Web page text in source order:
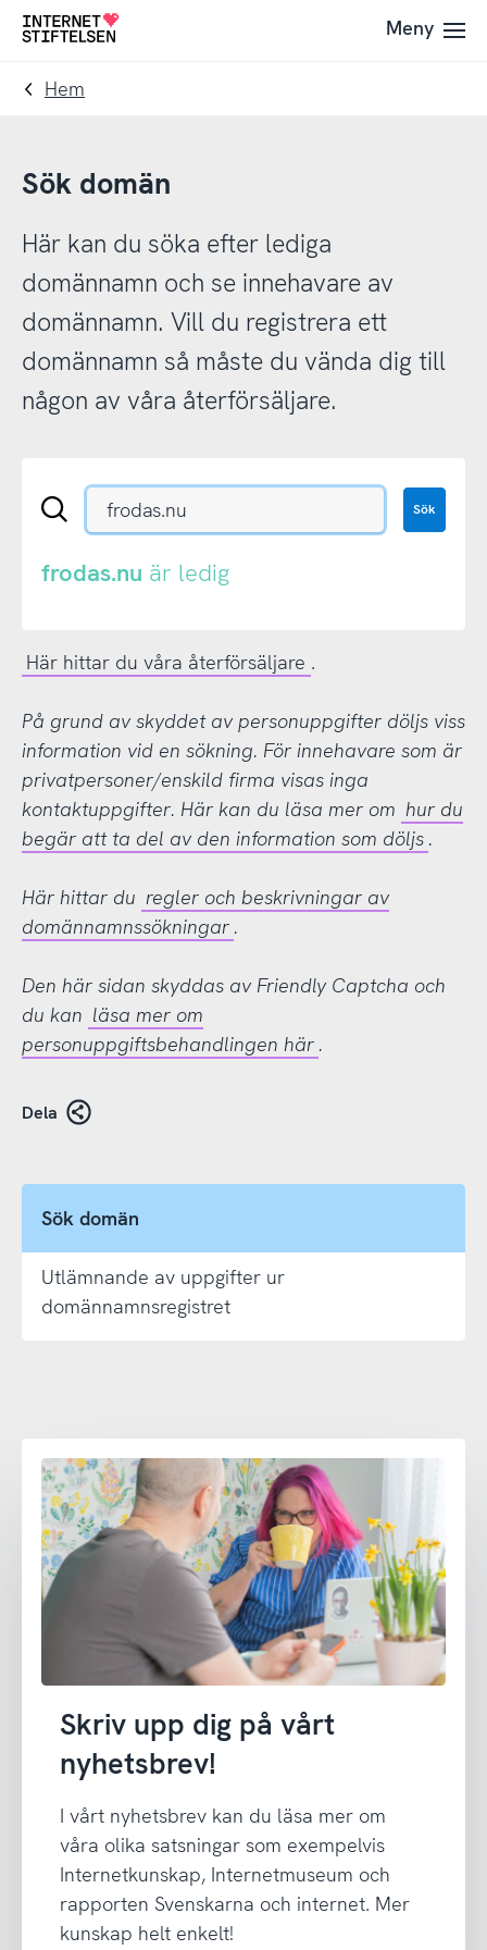
Till
navigering
Till
innehåll
Till
Meny
Hem
Sök domän
Här kan du söka efter lediga
domännamn och se innehavare av
domännamn. Vill du registrera ett
domännamn så måste du vända dig till
någon av våra återförsäljare.
Sök
eller
Sök
frodas.nu är ledig
Här hittar du våra återförsäljare .
På grund av skyddet av personuppgifter döljs viss
information vid en sökning. För innehavare som är
privatpersoner/enskild firma visas inga
kontaktuppgifter. Här kan du läsa mer om hur du
begär att ta del av den information som döljs .
Här hittar du regler och beskrivningar av
domännamnssökningar .
Den här sidan skyddas av Friendly Captcha och
du kan läsa mer om
personuppgiftsbehandlingen här .
Dela
Sök domän
Utlämnande av uppgifter ur
domännamnsregistret
Skriv upp dig på vårt
nyhetsbrev!
I vårt nyhetsbrev kan du läsa mer om
våra olika satsningar som exempelvis
Internetkunskap, Internetmuseum och
rapporten Svenskarna och internet. Mer
kunskap helt enkelt!